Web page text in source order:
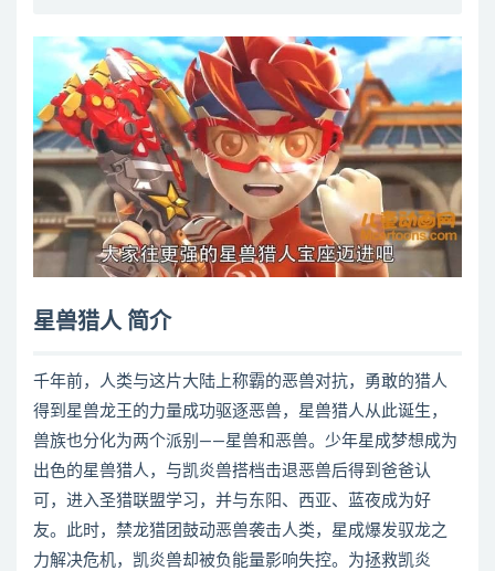
星兽猎人 简介
千年前，人类与这片大陆上称霸的恶兽对抗，勇敢的猎人
得到星兽龙王的力量成功驱逐恶兽，星兽猎人从此诞生，
兽族也分化为两个派别——星兽和恶兽。少年星成梦想成为
出色的星兽猎人，与凯炎兽搭档击退恶兽后得到爸爸认
可，进入圣猎联盟学习，并与东阳、西亚、蓝夜成为好
友。此时，禁龙猎团鼓动恶兽袭击人类，星成爆发驭龙之
力解决危机，凯炎兽却被负能量影响失控。为拯救凯炎